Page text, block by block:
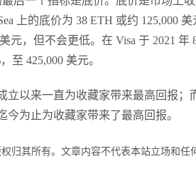
上的底价为 38 ETH 或约 125,000
元，但不会更低。在 Visa 于 2021 年
至 425,000 美元。
立以来一直为收藏家带来最高回报；
今为止为收藏家带来了最高回报。
归其所有。文章内容不代表本站立场和任